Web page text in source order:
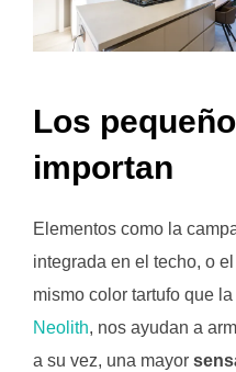
Los
importan
Elementos como la
integrada en el techo, o
mismo color tartufo que
Neolith, nos ayudan a
a su vez, una mayor